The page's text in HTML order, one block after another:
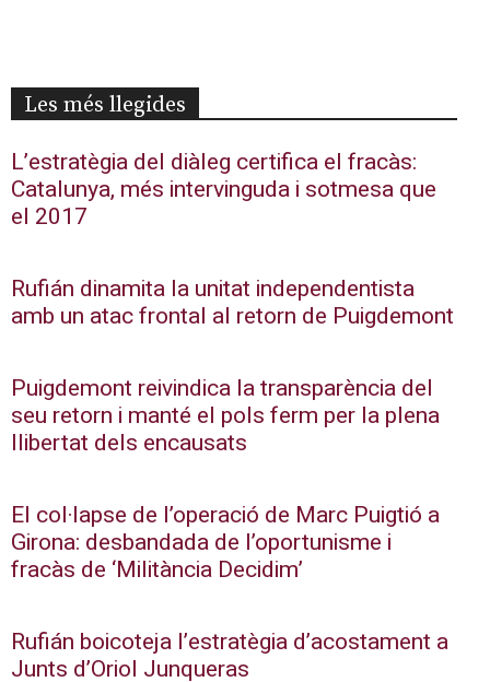
Les més llegides
L’estratègia del diàleg certifica el fracàs:
Catalunya, més intervinguda i sotmesa que
el 2017
Rufián dinamita la unitat independentista
amb un atac frontal al retorn de Puigdemont
Puigdemont reivindica la transparència del
seu retorn i manté el pols ferm per la plena
llibertat dels encausats
El col·lapse de l’operació de Marc Puigtió a
Girona: desbandada de l’oportunisme i
fracàs de ‘Militància Decidim’
Rufián boicoteja l’estratègia d’acostament a
Junts d’Oriol Junqueras